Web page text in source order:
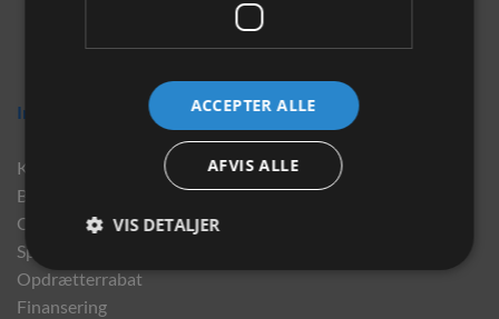
Information
Kontakt
Brand
Om os
Sponsorater
Opdrætterrabat
Finansering
ACCEPTER ALLE
AFVIS ALLE
VIS DETALJER